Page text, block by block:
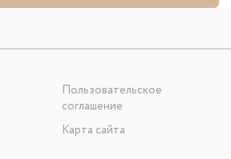
Пользовательское
соглашение
Карта сайта